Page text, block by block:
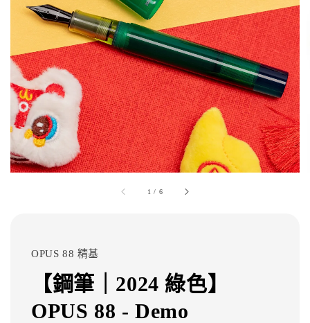
1 / 6
OPUS 88 精基
【鋼筆｜2024 綠色】
OPUS 88 - Demo